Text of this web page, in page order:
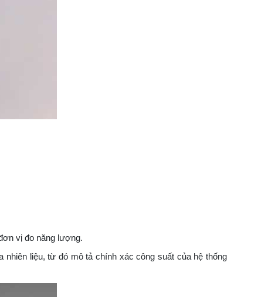
vị đo năng lượng.
liệu, từ đó mô tả chính xác công suất của hệ thống